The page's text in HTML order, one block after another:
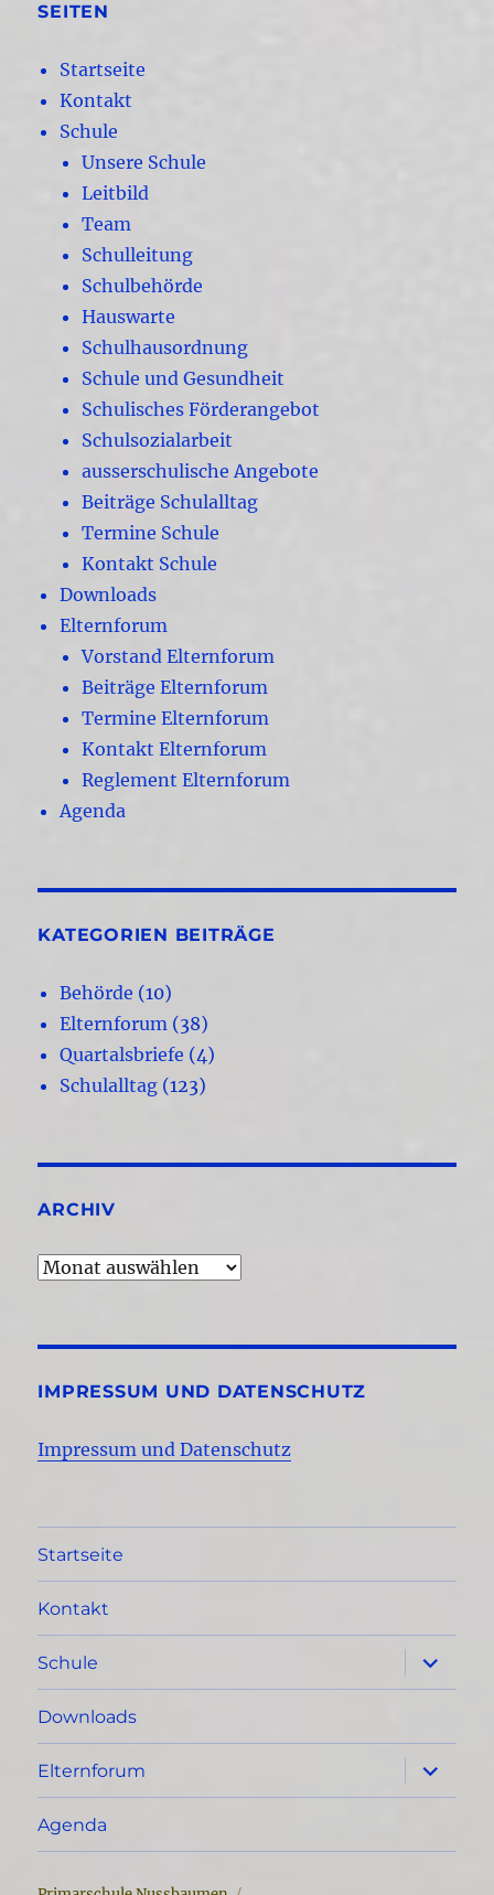
SEITEN
Startseite
Kontakt
Schule
Unsere Schule
Leitbild
Team
Schulleitung
Schulbehörde
Hauswarte
Schulhausordnung
Schule und Gesundheit
Schulisches Förderangebot
Schulsozialarbeit
ausserschulische Angebote
Beiträge Schulalltag
Termine Schule
Kontakt Schule
Downloads
Elternforum
Vorstand Elternforum
Beiträge Elternforum
Termine Elternforum
Kontakt Elternforum
Reglement Elternforum
Agenda
KATEGORIEN BEITRÄGE
Behörde (10)
Elternforum (38)
Quartalsbriefe (4)
Schulalltag (123)
ARCHIV
Archiv
IMPRESSUM UND DATENSCHUTZ
Impressum und Datenschutz
Startseite
Kontakt
Schule
öffnen
Downloads
Elternforum
öffnen
Agenda